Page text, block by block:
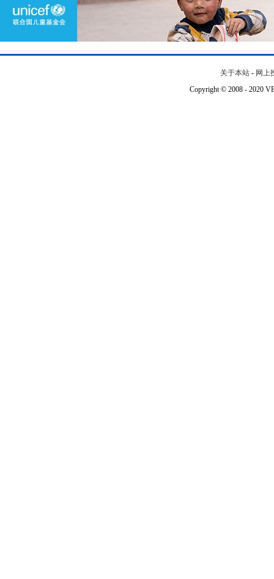
关于本站 - 网上
Copyright © 2008 - 2020